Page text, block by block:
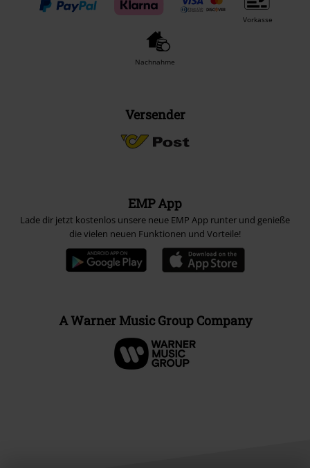
Vorkasse
Nachnahme
Versender
EMP App
Lade dir jetzt kostenlos unsere neue EMP App runter und genieße
die vielen neuen Funktionen und Vorteile!
A Warner Music Group Company